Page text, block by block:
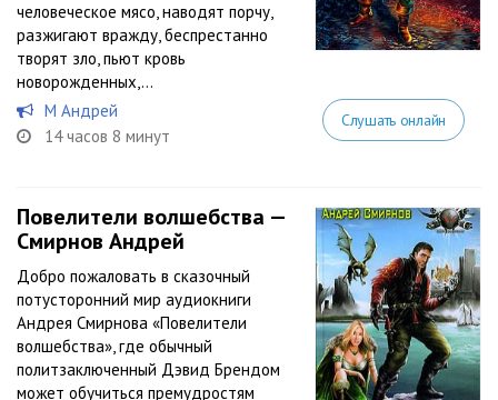
человеческое мясо, наводят порчу,
разжигают вражду, беспрестанно
творят зло, пьют кровь
новорожденных,...
М Андрей
14 часов 8 минут
Слушать онлайн
Повелители волшебства —
Смирнов Андрей
Добро пожаловать в сказочный
потусторонний мир аудиокниги
Андрея Смирнова «Повелители
волшебства», где обычный
политзаключенный Дэвид Брендом
может обучиться премудростям